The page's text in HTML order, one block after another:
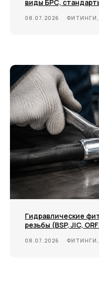
виды БРС,
08.07.2026
Гидравлические
резьбы (BSP, JIC,
08.07.2026